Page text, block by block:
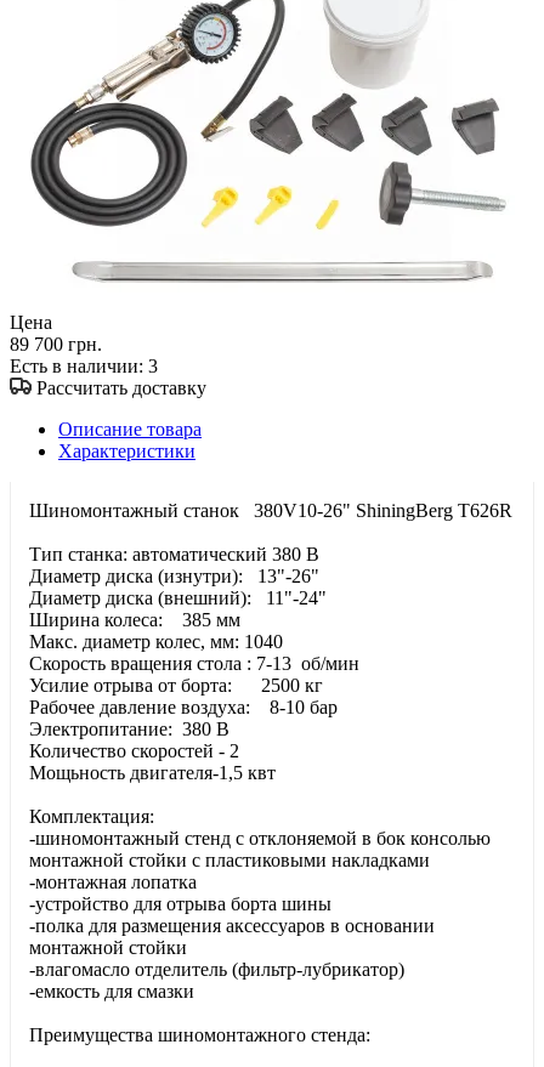
Цена
89 700 грн.
Есть в наличии: 3
Рассчитать доставку
Описание товара
Характеристики
Шиномонтажный станок 380V10-26" ShiningBerg T626R
Тип станка: автоматический 380 В
Диаметр диска (изнутри): 13"-26"
Диаметр диска (внешний): 11"-24"
Ширина колеса: 385 мм
Макс. диаметр колес, мм: 1040
Скорость вращения стола : 7-13 об/мин
Усилие отрыва от борта: 2500 кг
Рабочее давление воздуха: 8-10 бар
Электропитание: 380 В
Количество скоростей - 2
Мощьность двигателя-1,5 квт
Комплектация:
-шиномонтажный стенд с отклоняемой в бок консолью
монтажной стойки с пластиковыми накладками
-монтажная лопатка
-устройство для отрыва борта шины
-полка для размещения аксессуаров в основании
монтажной стойки
-влагомасло отделитель (фильтр-лубрикатор)
-емкость для смазки
Преимущества шиномонтажного стенда: